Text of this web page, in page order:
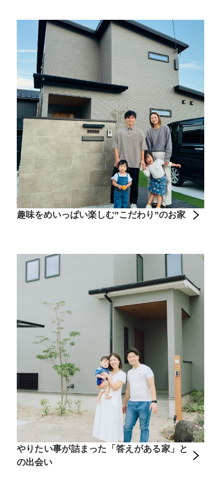
趣味をめいっぱい楽しむ”こだわり”のお家
やりたい事が詰まった「答えがある家」と
の出会い